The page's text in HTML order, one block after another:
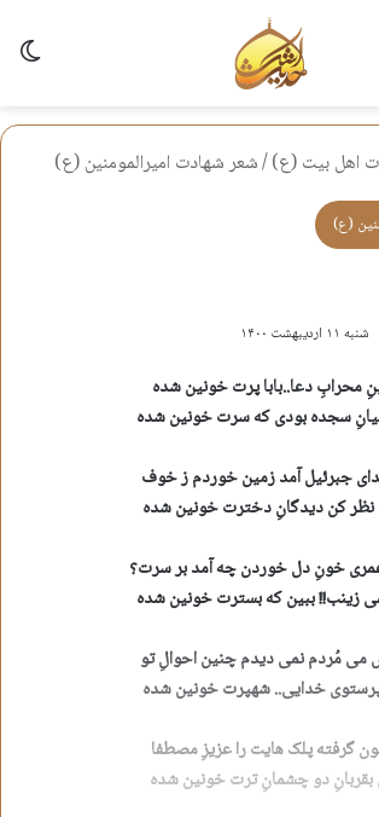
اهل بيت (ع)/شعر شهادت اميرالمومنين (ع)
(ع)
شنبه ۱۱ اردیبهشت ۱۴۰۰
محرابِ دعا..بابا پرت خونین شده
سجده بودی که سرت خونین شده
جبرئیل آمد زمین خوردم ز خوف
کن دیدگانِ دخترت خونین شده
خونِ دل خوردن چه آمد بر سرت؟
زینب!! ببین که بسترت خونین شده
می مُردم نمی دیدم چنین احوالِ تو
خدایی.. شهپرت خونین شده
گرفته پلک هایت را عزیزِ مصطفا
بقربانِ دو چشمانِ ترت خونین شده